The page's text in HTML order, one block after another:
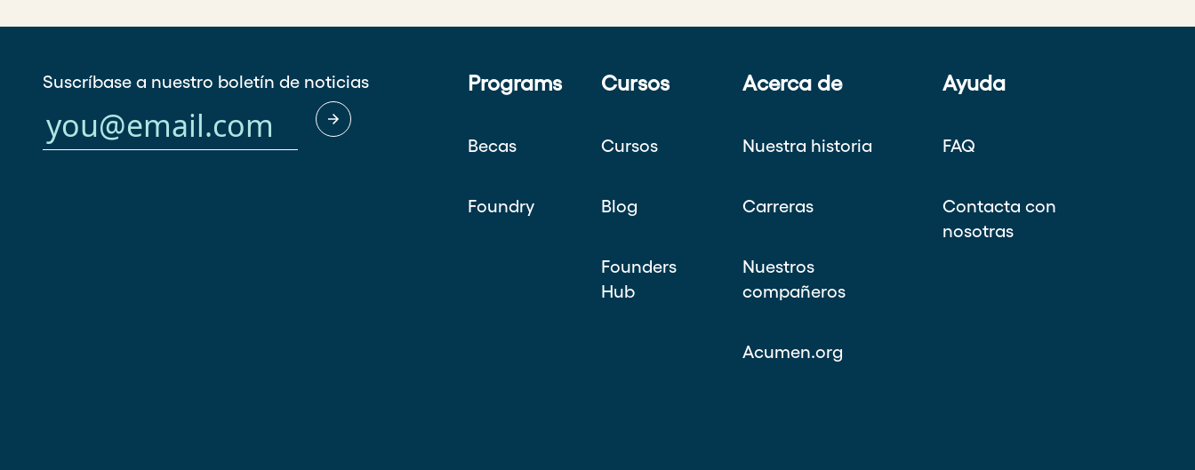
Suscríbase a nuestro boletín de noticias Programs
Becas
Foundry
Cursos
Cursos
Blog
Founders
Hub
Acerca de
Nuestra historia
Carreras
Nuestros
compañeros
Acumen.org
Ayuda
FAQ
Contacta con
nosotras